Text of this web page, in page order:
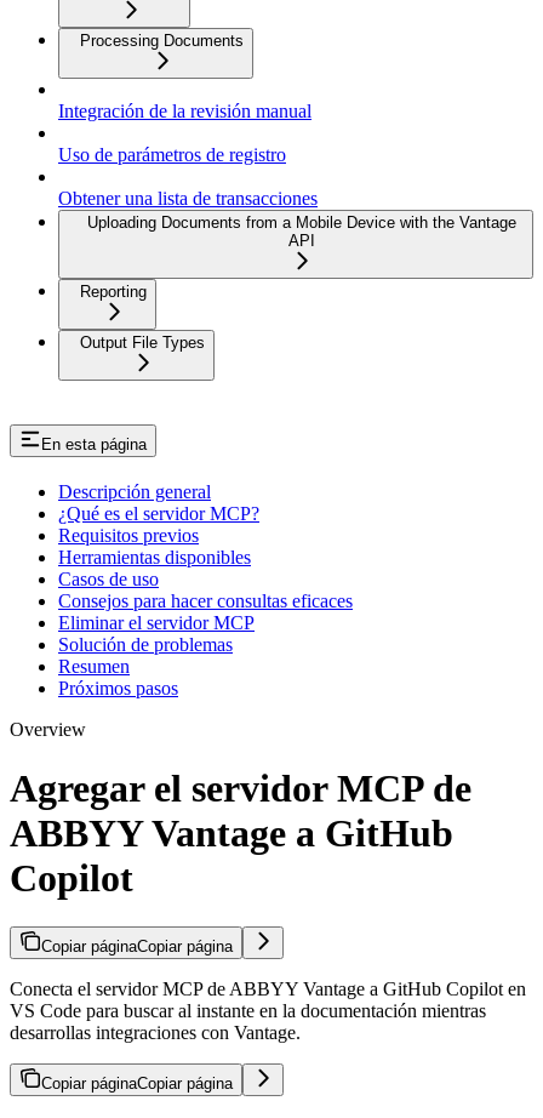
Processing Documents
Integración de la revisión manual
Uso de parámetros de registro
Obtener una lista de transacciones
Uploading Documents from a Mobile Device with the Vantage
API
Reporting
Output File Types
En esta página
Descripción general
¿Qué es el servidor MCP?
Requisitos previos
Herramientas disponibles
Casos de uso
Consejos para hacer consultas eficaces
Eliminar el servidor MCP
Solución de problemas
Resumen
Próximos pasos
Overview
Agregar el servidor MCP de
ABBYY Vantage a GitHub
Copilot
Copiar páginaCopiar página
Conecta el servidor MCP de ABBYY Vantage a GitHub Copilot en
VS Code para buscar al instante en la documentación mientras
desarrollas integraciones con Vantage.
Copiar páginaCopiar página